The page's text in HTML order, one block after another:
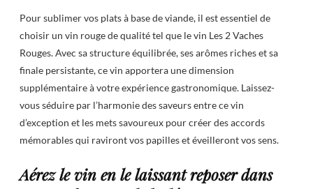
Pour sublimer vos plats à base de viande, il est essentiel de
choisir un vin rouge de qualité tel que le vin Les 2 Vaches
Rouges. Avec sa structure équilibrée, ses arômes riches et sa
finale persistante, ce vin apportera une dimension
supplémentaire à votre expérience gastronomique. Laissez-
vous séduire par l’harmonie des saveurs entre ce vin
d’exception et les mets savoureux pour créer des accords
mémorables qui raviront vos papilles et éveilleront vos sens.
Aérez le vin en le laissant reposer dans